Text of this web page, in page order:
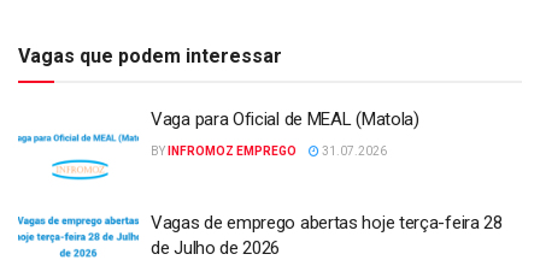
Vagas que podem interessar
Vaga para Oficial de MEAL (Matola)
BY INFROMOZ EMPREGO 31.07.2026
Vagas de emprego abertas hoje terça-feira 28
de Julho de 2026